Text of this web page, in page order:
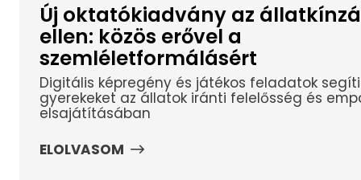
Új oktatókiadvány az
ellen: közös erővel a
szemléletformálásért
Digitális képregény és játékos feladatok
gyerekeket az állatok iránti felelősség és
elsajátításában
ELOLVASOM